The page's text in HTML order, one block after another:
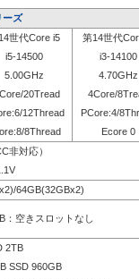
ーズ
世代Core i5
第14世代
i5-14500
i3-14100
5.00GHz
4.70GHz
20Tread
4Core/
12Thread
PCore:4/
8Thread Ecore 0
非対応）
64GB(32GBx2)
：空きスロットなし
2TB
SSD 960GB